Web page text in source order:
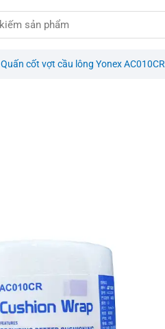
Quấn cốt vợt cầu lông Yonex AC010CR